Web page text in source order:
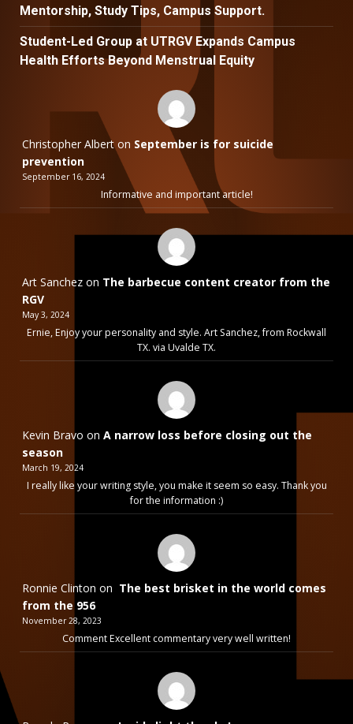
Mentorship, Study Tips, Campus Support.
Student-Led Group at UTRGV Expands Campus
Health Efforts Beyond Menstrual Equity
Christopher Alberton September is for suicide
prevention
September 16, 2024
Informative and important article!
Art Sanchez on The barbecue content creator from the
RGV
May 3, 2024
Ernie, Enjoy your personality and style. Art Sanchez, from Rockwall
TX. via Uvalde TX.
Kevin Bravo on A narrow loss before closing out the
season
March 19, 2024
I really like your writing style, you make it seem so easy. Thank you
for the information :)
Ronnie Clinton on The best brisket in the world comes
from the 956
November 28, 2023
Comment Excellent commentary very well written!